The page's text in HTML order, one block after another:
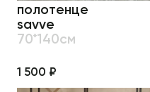
полотенце
savve
70*140см
1 500 ₽